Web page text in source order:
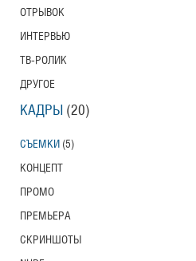
ОТРЫВОК
ИНТЕРВЬЮ
ТВ-РОЛИК
ДРУГОЕ
КАДРЫ (20)
СЪЕМКИ (5)
КОНЦЕПТ
ПРОМО
ПРЕМЬЕРА
СКРИНШОТЫ